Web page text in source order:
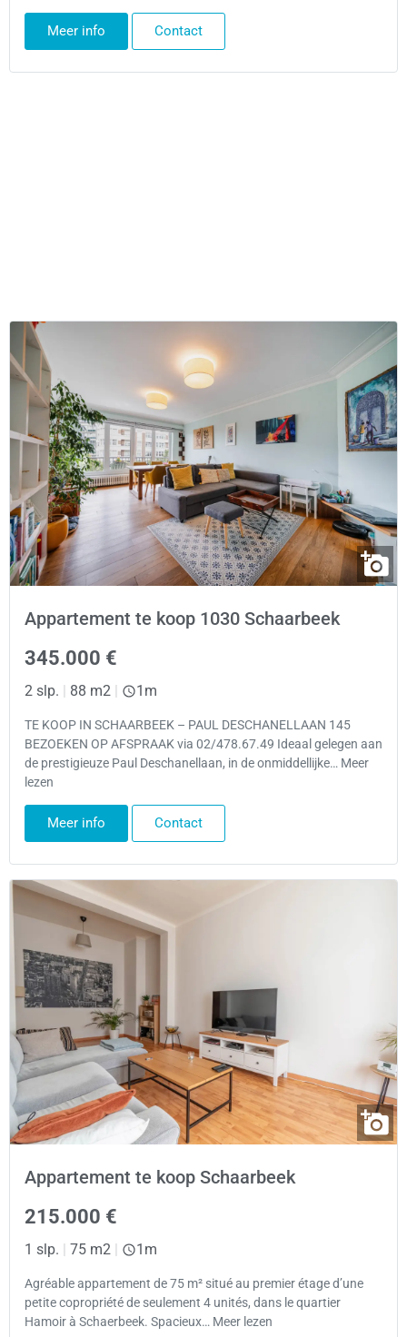
Meer info Contact
Appartement te koop 1030 Schaarbeek
345.000 €
2 slp. 88 m2 1m
TE KOOP IN SCHAARBEEK – PAUL DESCHANELLAAN 145
BEZOEKEN OP AFSPRAAK via 02/478.67.49 Ideaal gelegen aan
de prestigieuze Paul Deschanellaan, in de onmiddellijke… Meer
lezen
Meer info Contact
Appartement te koop Schaarbeek
215.000 €
1 slp. 75 m2 1m
Agréable appartement de 75 m² situé au premier étage d’une
petite copropriété de seulement 4 unités, dans le quartier
Hamoir à Schaerbeek. Spacieux… Meer lezen